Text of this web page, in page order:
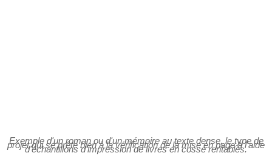
Exemple d'un roman ou d'un mémoire au texte dense, le type de
projet qui se prête bien à la vérification de la mise en page à l'aide
d'échantillons d'impression de livres en cosse rentables.